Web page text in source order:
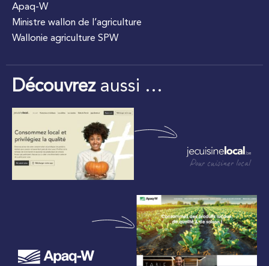
Apaq-W
Ministre wallon de l’agriculture
Wallonie agriculture SPW
Découvrezaussi …
Pour cuisiner local